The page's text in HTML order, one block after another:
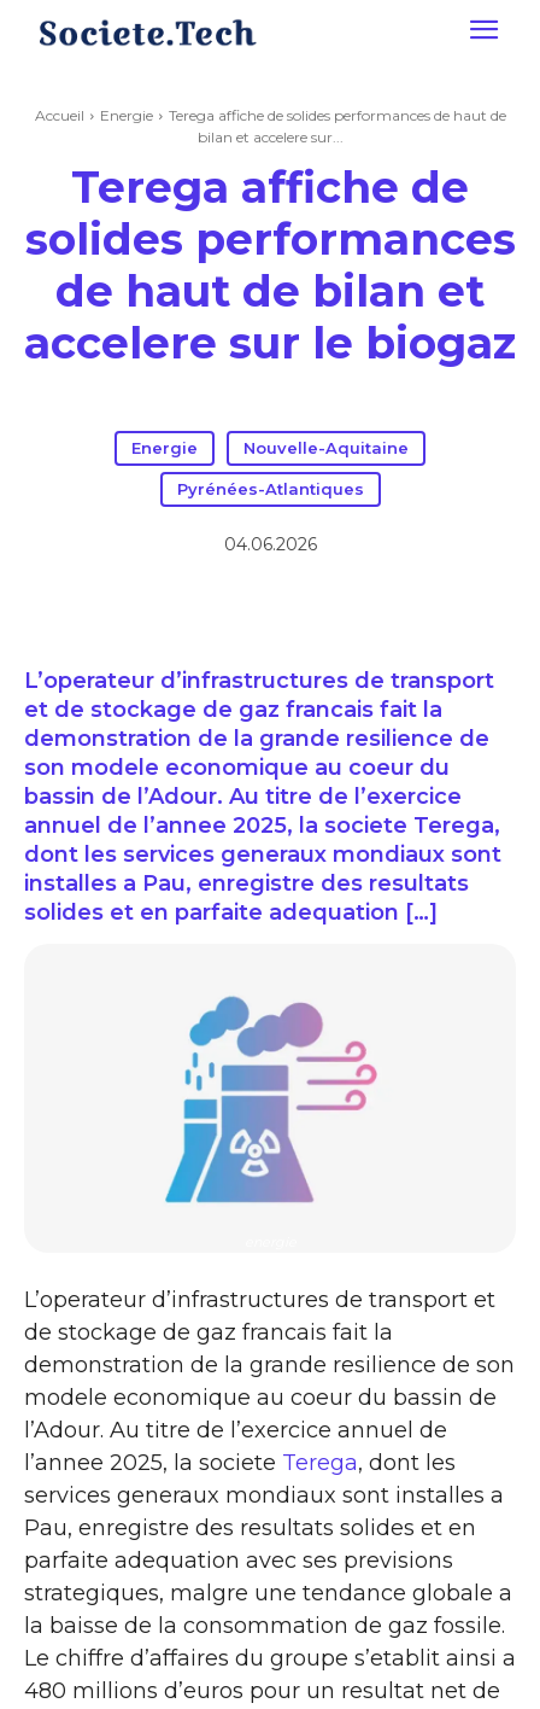
Accueil Energie
Terega affiche de solides performances de haut de
bilan et accelere sur...
Terega affiche de
solides performances
de haut de bilan et
accelere sur le biogaz
Energie Nouvelle-Aquitaine
Pyrénées-Atlantiques
04.06.2026
L’operateur d’infrastructures de transport
et de stockage de gaz francais fait la
demonstration de la grande resilience de
son modele economique au coeur du
bassin de l’Adour. Au titre de l’exercice
annuel de l’annee 2025, la societe Terega,
dont les services generaux mondiaux sont
installes a Pau, enregistre des resultats
solides et en parfaite adequation […]
L’operateur d’infrastructures de transport et
de stockage de gaz francais fait la
demonstration de la grande resilience de son
modele economique au coeur du bassin de
l’Adour. Au titre de l’exercice annuel de
l’annee 2025, la societe Terega, dont les
services generaux mondiaux sont installes a
Pau, enregistre des resultats solides et en
parfaite adequation avec ses previsions
strategiques, malgre une tendance globale a
la baisse de la consommation de gaz fossile.
Le chiffre d’affaires du groupe s’etablit ainsi a
480 millions d’euros pour un resultat net de